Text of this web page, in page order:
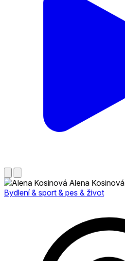
Alena Kosinová
Bydlení & sport & pes & život